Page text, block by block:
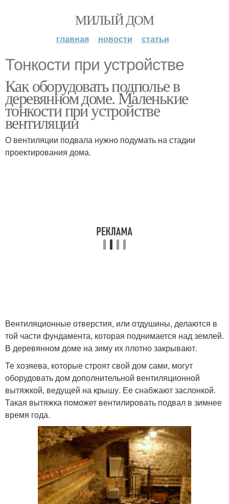
МИЛЫЙ ДОМ
главная новости статьи
Тонкости при устройстве
Как оборудовать подполье в
деревянном доме. Маленькие
тонкости при устройстве
вентиляции
О вентиляции подвала нужно подумать на стадии
проектирования дома.
Вентиляционные отверстия, или отдушины, делаются в
той части фундамента, которая поднимается над землей.
В деревянном доме на зиму их плотно закрывают.
Те хозяева, которые строят свой дом сами, могут
оборудовать дом дополнительной вентиляционной
вытяжкой, ведущей на крышу. Ее снабжают заслонкой.
Такая вытяжка поможет вентилировать подвал в зимнее
время года.